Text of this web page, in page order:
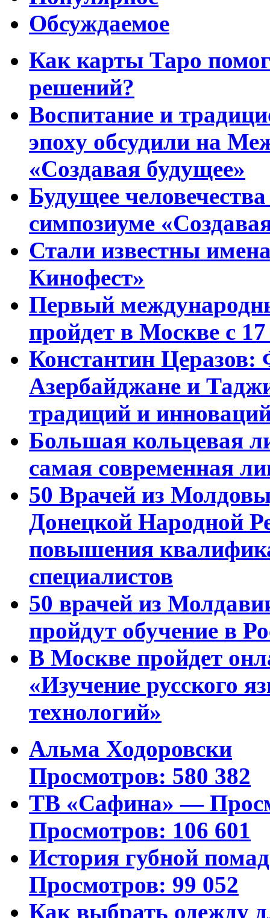
Обсуждаемое
Как карты Таро
решений?
Воспитание и
эпоху обсудили на
«Создавая будущее»
Будущее
симпозиуме
Стали известны
Кинофест»
Первый
пройдет в Москве с
Константин Церазов:
Азербайджане и
традиций и
Большая кольцевая
самая современная
50 Врачей из
Донецкой Народной
повышения
специалистов
50 врачей из
пройдут обучение в
В Москве пройдет
«Изучение русского
технологий»
Альма Ходоровски
Просмотров: 580 382
ТВ «Сафина» —
Просмотров: 106 601
История губной
Просмотров: 99 052
Как выбрать одежду